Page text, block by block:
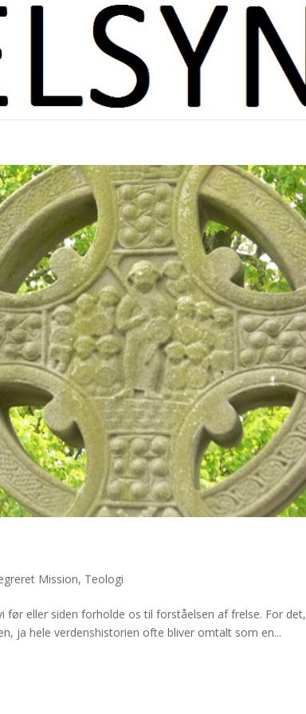
Mission, Teologi
eller siden forholde os til forståelsen af frelse. For det,
ja hele verdenshistorien ofte bliver omtalt som en...